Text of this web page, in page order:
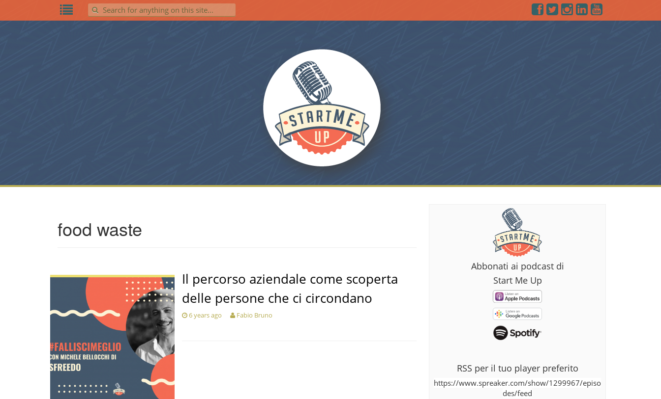
Search for:
food waste
Il percorso aziendale come scoperta
delle persone che ci circondano
6 years ago Fabio Bruno
Abbonati ai podcast di
Start Me Up
RSS per il tuo player preferito
https://www.spreaker.com/show/1299967/episo
des/feed